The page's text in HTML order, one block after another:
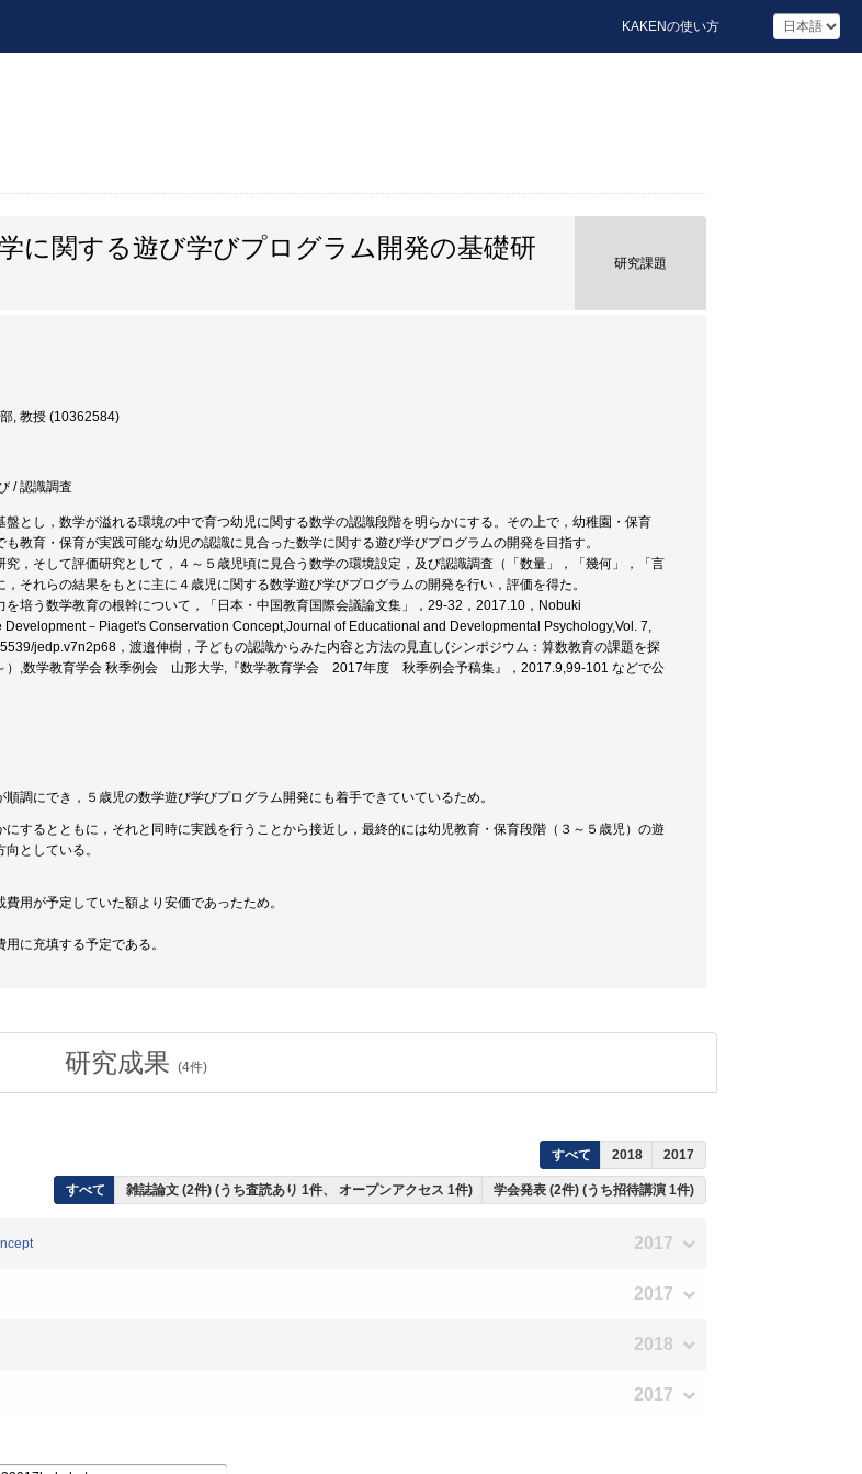
KAKENの使い方
に関する遊び学びプログラム開発の基礎研
研究課題
, 教授 (10362584)
/ 認識調査
とし，数学が溢れる環境の中で育つ幼児に関する数学の認識段階を明らかにする。その上で，幼稚園・保育
教育・保育が実践可能な幼児の認識に見合った数学に関する遊び学びプログラムの開発を目指す。
，そして評価研究として，４～５歳児頃に見合う数学の環境設定，及び認識調査（「数量」，「幾何」，「言
それらの結果をもとに主に４歳児に関する数学遊び学びプログラムの開発を行い，評価を得た。
を培う数学教育の根幹について，「日本・中国教育国際会議論文集」，29-32，2017.10，Nobuki
Development－Piaget's Conservation Concept,Journal of Educational and Developmental Psychology,Vol. 7,
jedp.v7n2p68，渡邉伸樹，子どもの認識からみた内容と方法の見直し(シンポジウム：算数教育の課題を探
）,数学教育学会 秋季例会 山形大学,『数学教育学会 2017年度 秋季例会予稿集』，2017.9,99-101 などで公
調にでき，５歳児の数学遊び学びプログラム開発にも着手できていているため。
にするとともに，それと同時に実践を行うことから接近し，最終的には幼児教育・保育段階（３～５歳児）の遊
としている。
用が予定していた額より安価であったため。
に充填する予定である。
研究成果 (4件)
すべて 2018 2017
すべて 雑誌論文 (2件) (うち査読あり 1件、 オープンアクセス 1件) 学会発表 (2件) (うち招待講演 1件)
2017
2017
2018
2017